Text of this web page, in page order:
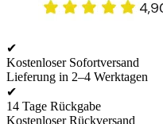
✔
Kostenloser Sofortversand
Lieferung in 2–4 Werktagen
✔
14 Tage Rückgabe
Kostenloser Rückversand